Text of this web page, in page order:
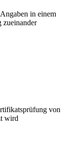
in einem
zueinander
von
wird